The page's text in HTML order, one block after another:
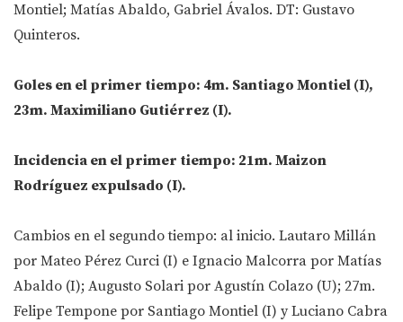
Montiel; Matías Abaldo, Gabriel Ávalos. DT: Gustavo
Quinteros.
Goles en el primer tiempo: 4m. Santiago Montiel (I),
23m. Maximiliano Gutiérrez (I).
Incidencia en el primer tiempo: 21m. Maizon
Rodríguez expulsado (I).
Cambios en el segundo tiempo: al inicio. Lautaro Millán
por Mateo Pérez Curci (I) e Ignacio Malcorra por Matías
Abaldo (I); Augusto Solari por Agustín Colazo (U); 27m.
Felipe Tempone por Santiago Montiel (I) y Luciano Cabra